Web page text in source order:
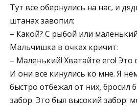
Тут все обернулись на нас, и
штанах завопил:
– Какой? С рыбой или
Мальчишка в очках кричит:
– Маленький! Хватайте его! Это
И они все кинулись ко мне. Я
быстро отбежал от них, бросил
забор. Это был высокий забор: